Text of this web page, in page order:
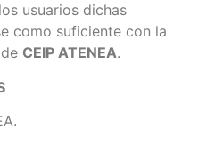
usuarios dichas
como suficiente con la
CEIP ATENEA.